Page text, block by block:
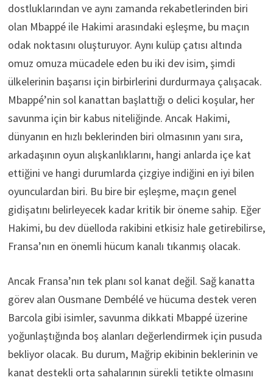
dostluklarından ve aynı zamanda rekabetlerinden biri
olan Mbappé ile Hakimi arasındaki eşleşme, bu maçın
odak noktasını oluşturuyor. Aynı kulüp çatısı altında
omuz omuza mücadele eden bu iki dev isim, şimdi
ülkelerinin başarısı için birbirlerini durdurmaya çalışacak.
Mbappé’nin sol kanattan başlattığı o delici koşular, her
savunma için bir kabus niteliğinde. Ancak Hakimi,
dünyanın en hızlı beklerinden biri olmasının yanı sıra,
arkadaşının oyun alışkanlıklarını, hangi anlarda içe kat
ettiğini ve hangi durumlarda çizgiye indiğini en iyi bilen
oyunculardan biri. Bu bire bir eşleşme, maçın genel
gidişatını belirleyecek kadar kritik bir öneme sahip. Eğer
Hakimi, bu dev düelloda rakibini etkisiz hale getirebilirse,
Fransa’nın en önemli hücum kanalı tıkanmış olacak.
Ancak Fransa’nın tek planı sol kanat değil. Sağ kanatta
görev alan Ousmane Dembélé ve hücuma destek veren
Barcola gibi isimler, savunma dikkati Mbappé üzerine
yoğunlaştığında boş alanları değerlendirmek için pusuda
bekliyor olacak. Bu durum, Mağrip ekibinin beklerinin ve
kanat destekli orta sahalarının sürekli tetikte olmasını